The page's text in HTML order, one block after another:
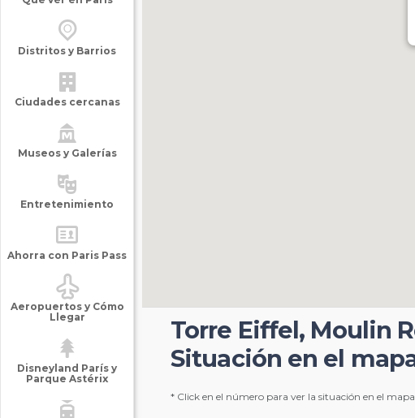
Distritos y Barrios
Ciudades cercanas
Museos y Galerías
Entretenimiento
Ahorra con Paris Pass
Aeropuertos y Cómo
Llegar
Disneyland París y
Parque Astérix
Torre Eiffel, Moulin
Situación en el
* Click en el número para ver la situación en el